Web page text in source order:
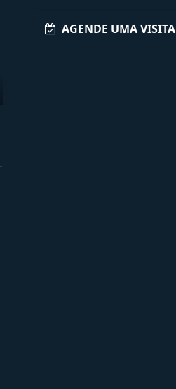
AGENDE UMA VISITA